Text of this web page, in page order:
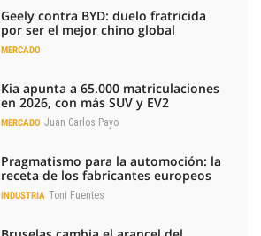
Geely contra BYD: duelo fratricida
por ser el mejor chino global
MERCADO
Kia apunta a 65.000 matriculaciones
en 2026, con más SUV y EV2
MERCADO Juan Carlos Payo
Pragmatismo para la automoción: la
receta de los fabricantes europeos
INDUSTRIA Toni Fuentes